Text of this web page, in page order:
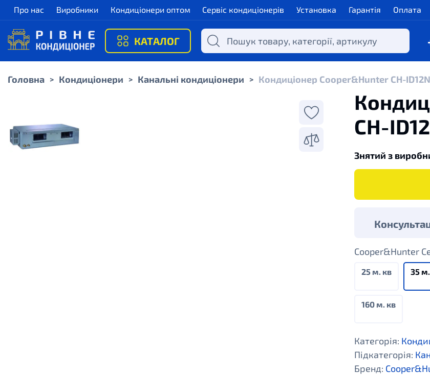
Про нас Виробники Кондиціонери оптом Сервіс кондиціонерів Установка Гарантія Оплата
КАТАЛОГ
Головна > Кондиціонери > Канальні кондиціонери > Кондиціонер Cooper&Hunter CH-
CH-
Знятий з
Cooper&Hunter
25 м. кв 35
160 м. кв
Категорія:
Підкатегорія:
Бренд: